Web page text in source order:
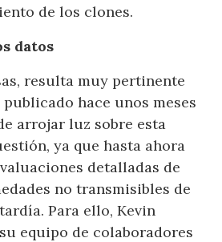
de los clones.
datos
resulta muy pertinente
hace unos meses
arrojar luz sobre esta
ya que hasta ahora
detalladas de
no transmisibles de
Para ello, Kevin
equipo de colaboradores